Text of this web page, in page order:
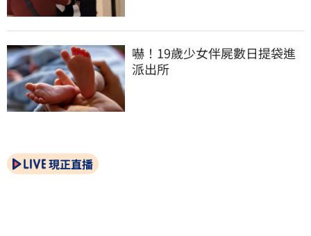
嚇！19歲少女伴屍數日提袋進
派出所
現正直播